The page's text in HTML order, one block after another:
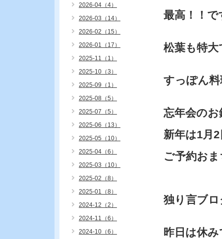
最高！！で
松葉も特大
すっぽん
忘年会の
新年は1月
ご予約お
独り言ブロ
昨日は休
2026-04（4）
2026-03（14）
2026-02（15）
2026-01（17）
2025-11（1）
2025-10（3）
2025-09（1）
2025-08（5）
2025-07（5）
2025-06（13）
2025-05（10）
2025-04（6）
2025-03（10）
2025-02（8）
2025-01（8）
2024-12（2）
2024-11（6）
2024-10（6）